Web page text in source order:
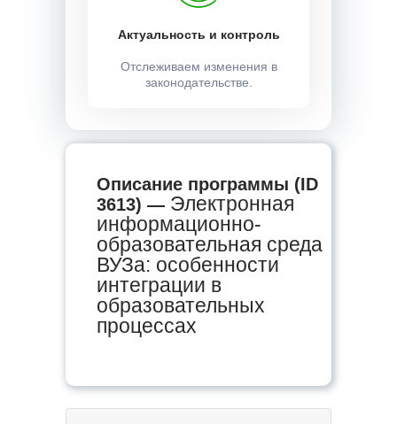
Актуальность и контроль
Отслеживаем изменения в
законодательстве.
Описание программы (ID
3613) — Электронная
информационно-
образовательная среда
ВУЗа: особенности
интеграции в
образовательных
процессах